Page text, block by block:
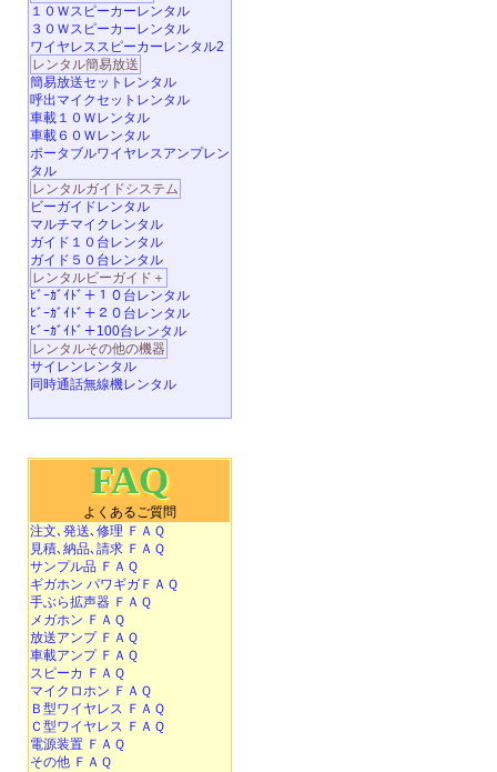
１０Ｗスピーカーレンタル
３０Ｗスピーカーレンタル
ワイヤレススピーカーレンタル2
レンタル簡易放送
簡易放送セットレンタル
呼出マイクセットレンタル
車載１０Ｗレンタル
車載６０Ｗレンタル
ポータブルワイヤレスアンプレン
タル
レンタルガイドシステム
ビーガイドレンタル
マルチマイクレンタル
ガイド１０台レンタル
ガイド５０台レンタル
レンタルビーガイド＋
ﾋﾞｰｶﾞｲﾄﾞ＋１０台レンタル
ﾋﾞｰｶﾞｲﾄﾞ＋２０台レンタル
ﾋﾞｰｶﾞｲﾄﾞ＋100台レンタル
レンタルその他の機器
サイレンレンタル
同時通話無線機レンタル
FAQ
よくあるご質問
注文､発送､修理 ＦＡＱ
見積､納品､請求 ＦＡＱ
サンプル品 ＦＡＱ
ギガホン パワギガＦＡＱ
手ぶら拡声器 ＦＡＱ
メガホン ＦＡＱ
放送アンプ ＦＡＱ
車載アンプ ＦＡＱ
スピーカ ＦＡＱ
マイクロホン ＦＡＱ
Ｂ型ワイヤレス ＦＡＱ
Ｃ型ワイヤレス ＦＡＱ
電源装置 ＦＡＱ
その他 ＦＡＱ